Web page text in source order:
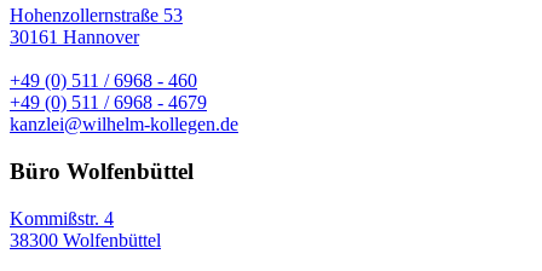
Hohenzollernstraße 53
30161 Hannover
+49 (0) 511 / 6968 - 460
+49 (0) 511 / 6968 - 4679
kanzlei@wilhelm-kollegen.de
Büro Wolfenbüttel
Kommißstr. 4
38300 Wolfenbüttel